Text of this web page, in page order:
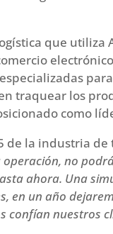
que
traquear los
como
de la industria
operación, no
ahora. Una
en un año
confían nuestros